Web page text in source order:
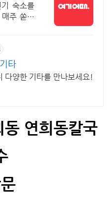
숙소를
주 쏟아
타
다양한 기타를 만나보세요!
연희동칼국